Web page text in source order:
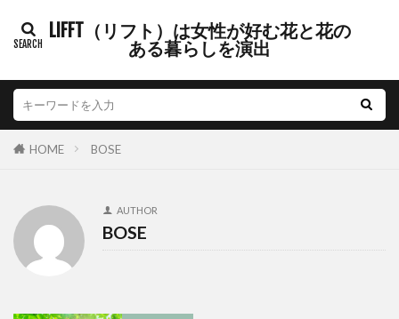
LIFFT（リフト）は女性が好む花と花の
ある暮らしを演出
HOME BOSE
AUTHOR
BOSE